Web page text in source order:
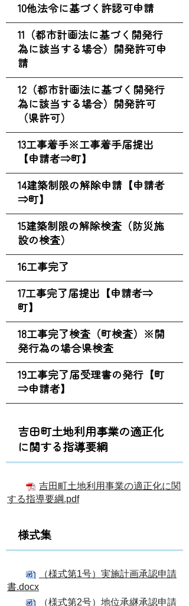
10他法令に基づく許認可申請
11（都市計画法に基づく開発行
為に該当する場合）開発許可申
請
12（都市計画法に基づく開発行
為に該当する場合）開発許可
（県許可）
13工事着手※工事着手届提出
【申請者⇒町】
14建築制限の解除申請【申請者
⇒町】
15建築制限の解除検査（防災施
設の検査）
16工事完了
17工事完了届提出【申請者⇒
町】
18工事完了検査（町検査）※開
発行為の場合県検査
19工事完了届受理書の発行【町
⇒申請者】
吉田町土地利用事業の適正化
に関する指導要綱
吉田町土地利用事業の適正化に関
する指導要綱.pdf
様式集
（様式第1号）実施計画承認申請
書.docx
（様式第2号）地位承継承認申請